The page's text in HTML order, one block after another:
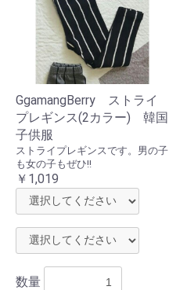
GgamangBerry ストライ
プレギンス(2カラー) 韓国
子供服
ストライプレギンスです。男の子
も女の子もぜひ!!
￥1,019
数量